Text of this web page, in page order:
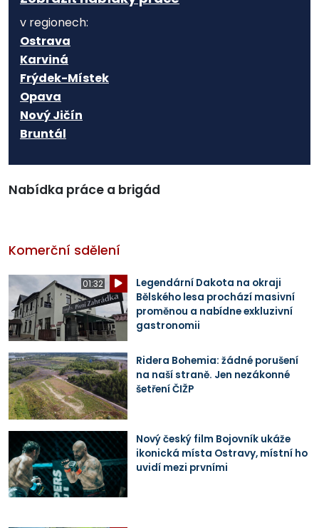
v regionech:
Ostrava
Karviná
Frýdek-Místek
Opava
Nový Jičín
Bruntál
Nabídka práce a brigád
Komerční sdělení
01:32
Legendární Dakota na okraji
Bělského lesa prochází masivní
proměnou a nabídne exkluzivní
gastronomii
Ridera Bohemia: žádné porušení
na naší straně. Jen nezákonné
šetření ČIŽP
Nový český film Bojovník ukáže
ikonická místa Ostravy, místní ho
uvidí mezi prvními